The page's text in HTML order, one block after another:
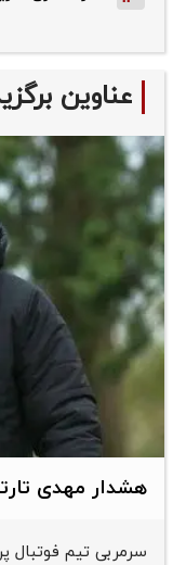
عناوین
هشدار مهدی
سرمربی تیم فوتبال